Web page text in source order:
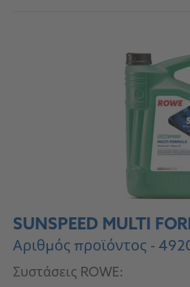
SUNSPEED MULTI
Αριθμός προϊόντος -
Συστάσεις ROWE: